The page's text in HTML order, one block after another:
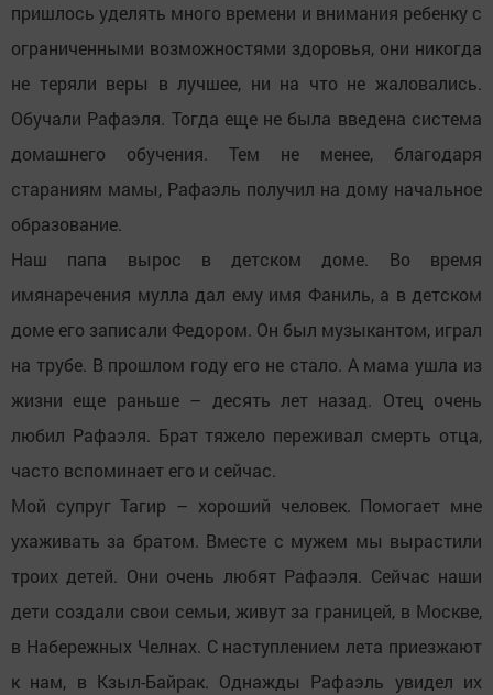
пришлось уделять много времени и внимания ребенку с
ограниченными возможностями здоровья, они никогда
не теряли веры в лучшее, ни на что не жаловались.
Обучали Рафаэля. Тогда еще не была введена система
домашнего обучения. Тем не менее, благодаря
стараниям мамы, Рафаэль получил на дому начальное
образование.
Наш папа вырос в детском доме. Во время
имянаречения мулла дал ему имя Фаниль, а в детском
доме его записали Федором. Он был музыкантом, играл
на трубе. В прошлом году его не стало. А мама ушла из
жизни еще раньше – десять лет назад. Отец очень
любил Рафаэля. Брат тяжело переживал смерть отца,
часто вспоминает его и сейчас.
Мой супруг Тагир – хороший человек. Помогает мне
ухаживать за братом. Вместе с мужем мы вырастили
троих детей. Они очень любят Рафаэля. Сейчас наши
дети создали свои семьи, живут за границей, в Москве,
в Набережных Челнах. С наступлением лета приезжают
к нам, в Кзыл-Байрак. Однажды Рафаэль увидел их